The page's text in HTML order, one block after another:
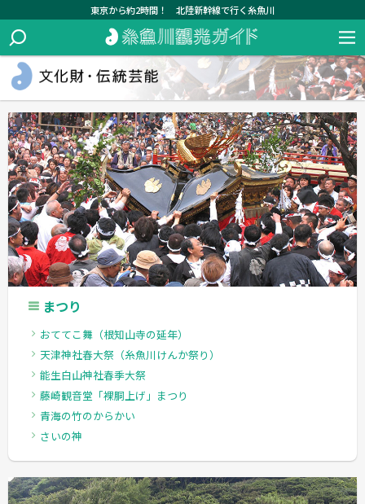
東京から約2時間！ 北陸新幹線で行く糸魚川
まつり
おててこ舞（根知山寺の延年）
天津神社春大祭（糸魚川けんか祭り）
能生白山神社春季大祭
藤崎観音堂「裸胴上げ」まつり
青海の竹のからかい
さいの神